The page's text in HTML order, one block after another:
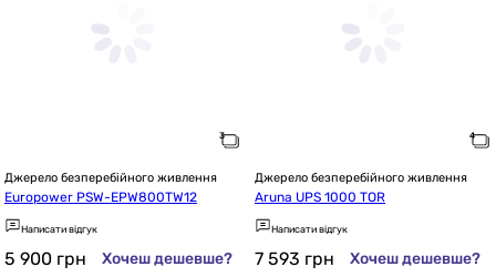
Джерело безперебійного живлення
Europower PSW-EPW800TW12
Написати відгук
5 900 грн Хочеш дешевше?
Джерело безперебійного живлення
Aruna UPS 1000 TOR
Написати відгук
7 593 грн Хочеш дешевше?